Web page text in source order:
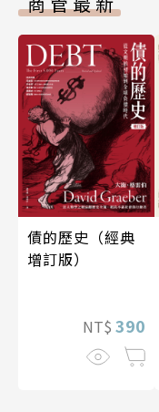
債的歷史（經典
增訂版）
NT$ 390